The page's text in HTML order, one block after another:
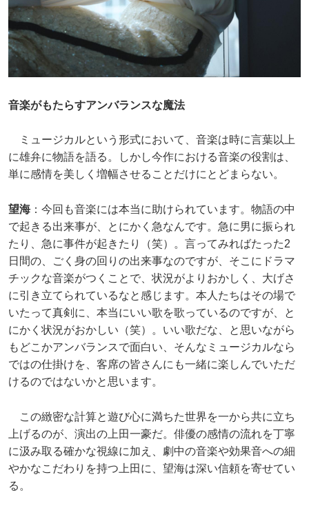
音楽がもたらすアンバランスな魔法
ミュージカルという形式において、音楽は時に言葉以上
に雄弁に物語を語る。しかし今作における音楽の役割は、
単に感情を美しく増幅させることだけにとどまらない。
望海 ：今回も音楽には本当に助けられています。物語の中
で起きる出来事が、とにかく急なんです。急に男に振られ
たり、急に事件が起きたり（笑）。言ってみればたった2
日間の、ごく身の回りの出来事なのですが、そこにドラマ
チックな音楽がつくことで、状況がよりおかしく、大げさ
に引き立てられているなと感じます。本人たちはその場で
いたって真剣に、本当にいい歌を歌っているのですが、と
にかく状況がおかしい（笑）。いい歌だな、と思いながら
もどこかアンバランスで面白い、そんなミュージカルなら
ではの仕掛けを、客席の皆さんにも一緒に楽しんでいただ
けるのではないかと思います。
この緻密な計算と遊び心に満ちた世界を一から共に立ち
上げるのが、演出の上田一豪だ。俳優の感情の流れを丁寧
に汲み取る確かな視線に加え、劇中の音楽や効果音への細
やかなこだわりを持つ上田に、望海は深い信頼を寄せてい
る。